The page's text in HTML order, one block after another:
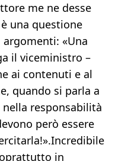
me ne desse
una questione
«Una
il viceministro –
ai contenuti e al
quando si parla a
responsabilità
però essere
in